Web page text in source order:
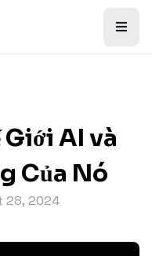
Giới AI và
Của Nó
28, 2024